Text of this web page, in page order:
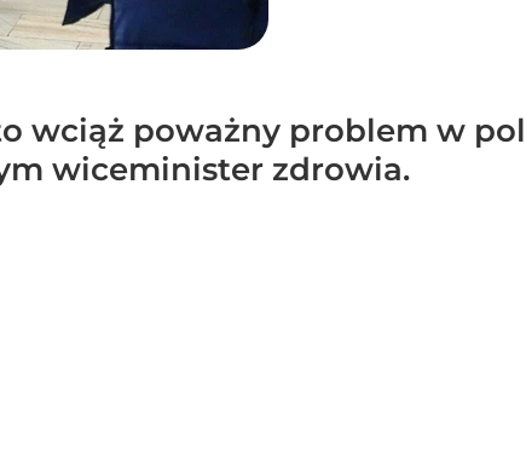
wciąż poważny problem w
wiceminister zdrowia.